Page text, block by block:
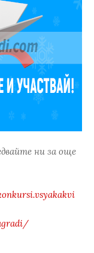
ни за още